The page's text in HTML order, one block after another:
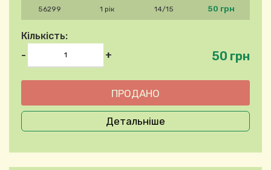
56299 1 рік 14/15 50 грн
Кількість:
-
+ 50 грн
Детальніше